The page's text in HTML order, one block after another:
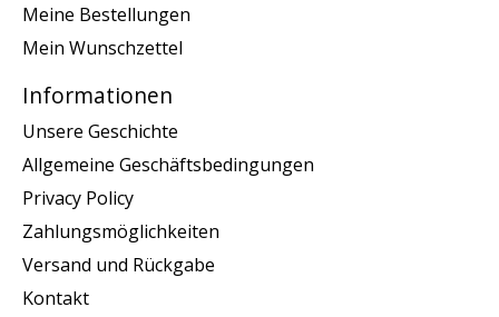
Meine Bestellungen
Mein Wunschzettel
Informationen
Unsere Geschichte
Allgemeine Geschäftsbedingungen
Privacy Policy
Zahlungsmöglichkeiten
Versand und Rückgabe
Kontakt